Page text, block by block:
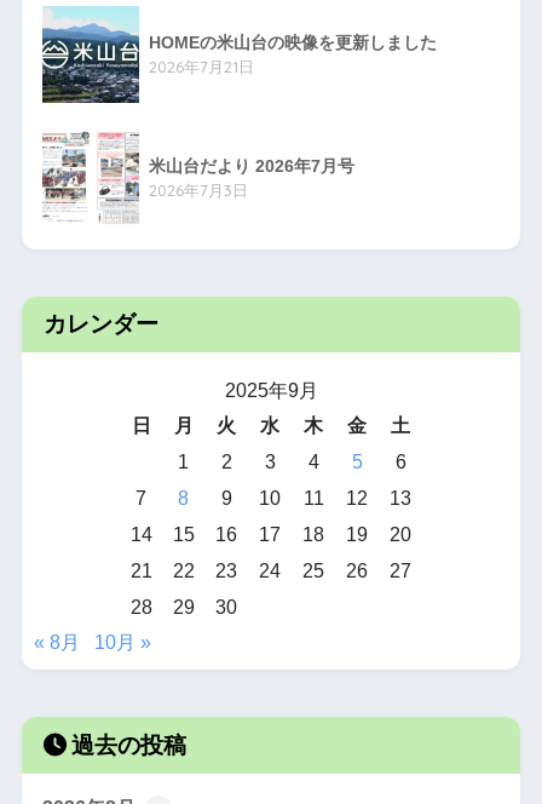
HOMEの米山台の映像を更新しました
2026年7月21日
米山台だより 2026年7月号
2026年7月3日
カレンダー
2025年9月
日
月 火 水 木 金
土
1
2 3 4 5
6
7
8 9 10 11 12
13
14
15 16 17 18 19
20
21
22 23 24 25 26
27
28
29
30
« 8月
10月 »
過去の投稿